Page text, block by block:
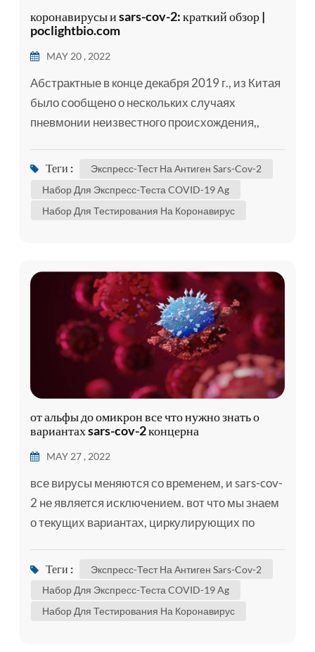
коронавирусы и sars-cov-2: краткий обзор |
poclightbio.com
MAY 20 , 2022
Абстрактные в конце декабря 2019 г., из Китая
было сообщено о нескольких случаях
пневмонии неизвестного происхождения,,
объявлены вызванными новым
коронавирусом тяжелого острого
респираторного синдрома 2 ( sars-cov-2) и
массовые попытки сдержива...
Теги :
Экспресс-Тест На Антиген Sars-Cov-2
Набор Для Экспресс-Теста COVID-19 Ag
Набор Для Тестирования На Коронавирус
от альфы до омикрон все что нужно знать о
вариантах sars-cov-2 концерна
MAY 27 , 2022
все вирусы меняются со временем, и sars-cov-
2 не является исключением. вот что мы знаем
о текущих вариантах, циркулирующих по
нужно, можете использовать комплект для
на антиген sars-cov-2 для подтверждения того,
Теги :
Экспресс-Тест На Антиген Sars-Cov-2
Набор Для Экспресс-Теста COVID-19 Ag
Набор Для Тестирования На Коронавирус